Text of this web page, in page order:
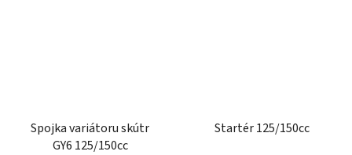
Spojka variátoru skútr
GY6 125/150cc
Startér 125/150cc